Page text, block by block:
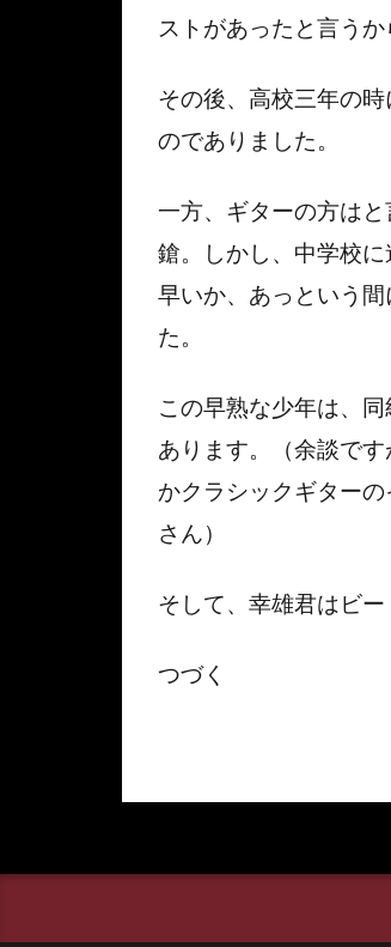
ストがあったと言うか
その後、高校三年の
のでありました。
一方、ギターの方は
鎗。しかし、中学校
早いか、あっという
た。
この早熟な少年は、
あります。（余談で
かクラシックギター
さん）
そして、幸雄君はビ
つづく